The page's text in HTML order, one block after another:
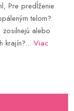
Pre predĺženie
telom?
zosilnejú alebo
krajín?... Viac